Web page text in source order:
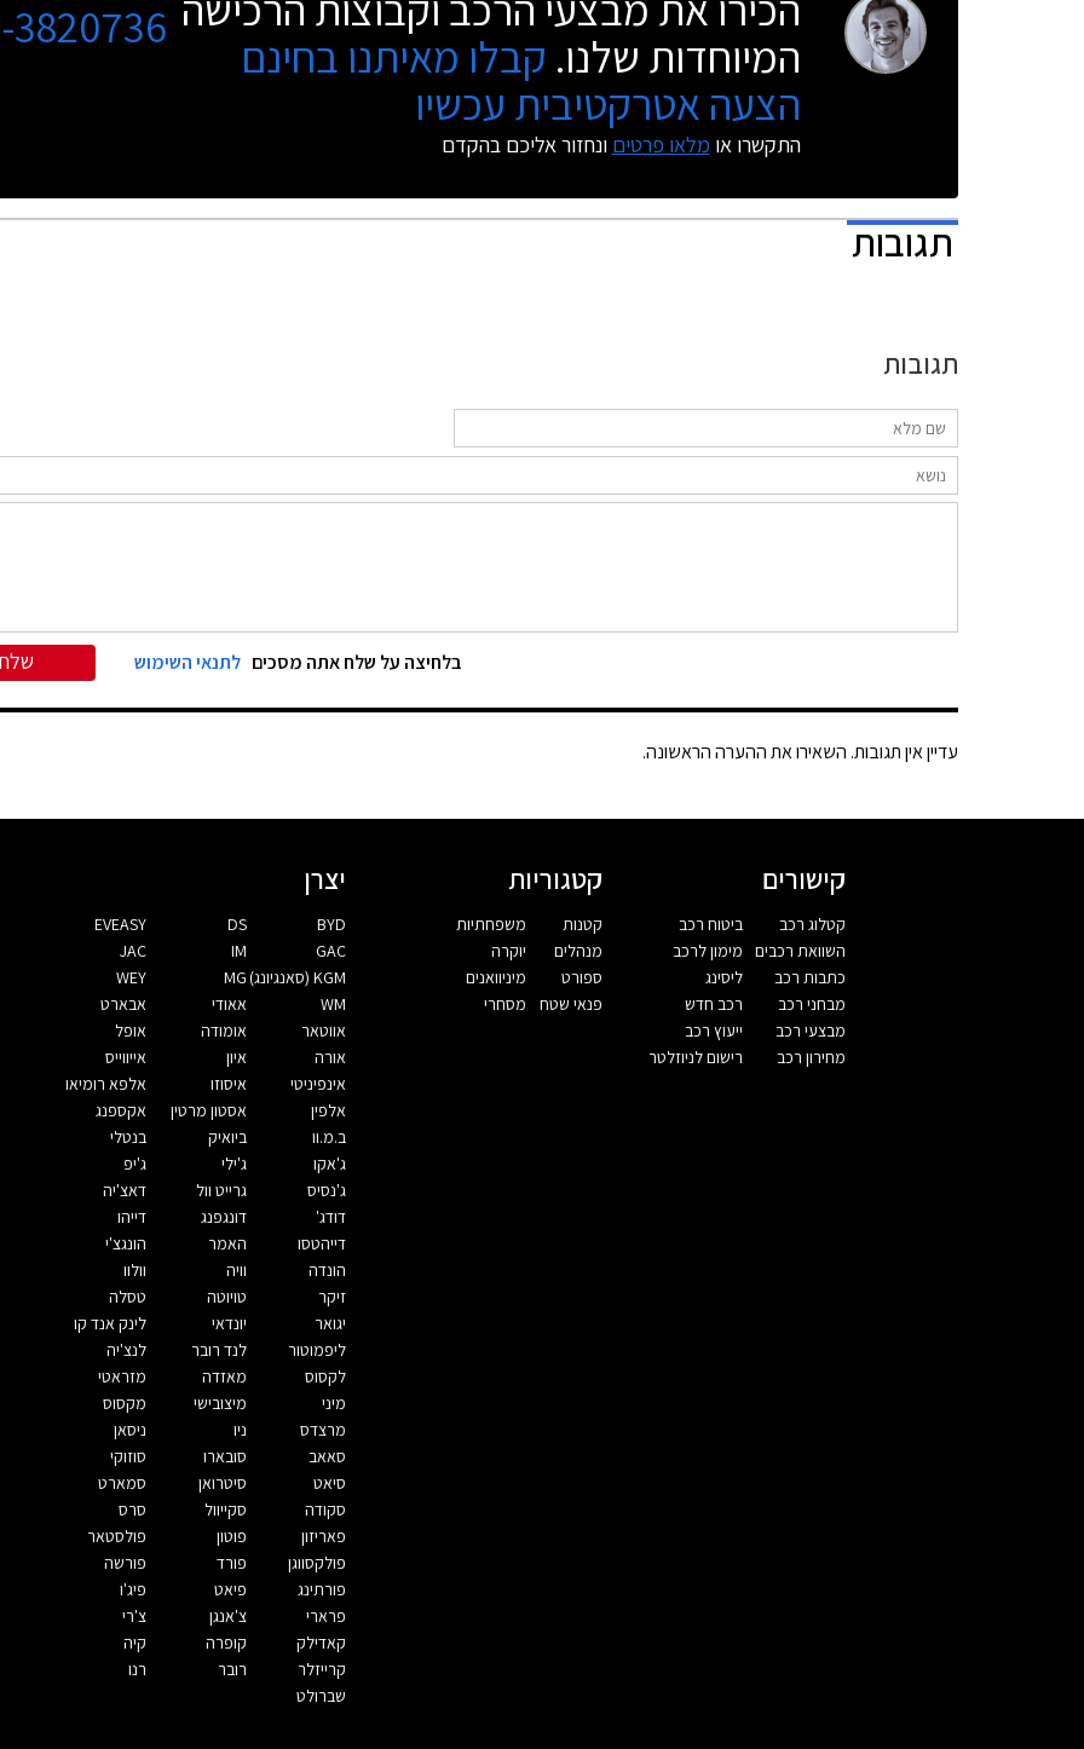
המיוחדות שלנו. קבלו מאיתנו בחינם
הצעה אטרקטיבית עכשיו
התקשרו או מלאו פרטים ונחזור אליכם בהקדם
3820736
תגובות
תגובות
בלחיצה על שלח אתה מסכים לתנאי השימוש
עדיין אין תגובות. השאירו את ההערה הראשונה.
קישורים
קטלוג רכב
השוואת רכבים
כתבות רכב
מבחני רכב
מבצעי רכב
מחירון רכב
ביטוח רכב
מימון לרכב
ליסינג
רכב חדש
ייעוץ רכב
רישום לניוזלטר
קטגוריות
קטנות
מנהלים
ספורט
פנאי שטח
משפחתיות
יוקרה
מיניוואנים
מסחרי
יצרן
BYD
DS
EVEASY
GAC
IM
JAC
KGM (סאנגיונג)
MG
WEY
WM
אאודי
אבארט
אווטאר
אומודה
אופל
אורה
איון
אייווייס
אינפיניטי
איסוזו
אלפא רומיאו
אלפין
אסטון מרטין
אקספנג
ב.מ.וו
ביואיק
בנטלי
ג'אקו
ג'ילי
ג'יפ
ג'נסיס
גרייט וול
דאצ'יה
דודג'
דונגפנג
דייהו
דייהטסו
האמר
הונגצ'י
הונדה
וויה
וולוו
זיקר
טויוטה
טסלה
יגואר
יונדאי
לינק אנד קו
ליפמוטור
לנד רובר
לנצ'יה
לקסוס
מאזדה
מזראטי
מיני
מיצובישי
מקסוס
מרצדס
ניו
ניסאן
סאאב
סובארו
סוזוקי
סיאט
סיטרואן
סמארט
סקודה
סקייוול
סרס
פאריזון
פוטון
פולסטאר
פולקסווגן
פורד
פורשה
פורתינג
פיאט
פיג'ו
פרארי
צ'אנגן
צ'רי
קאדילק
קופרה
קיה
קרייזלר
רובר
רנו
שברולט